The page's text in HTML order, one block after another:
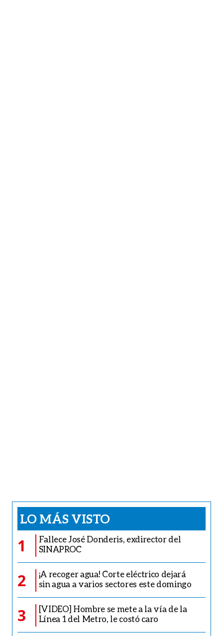
LO MÁS VISTO
1
Fallece José Donderis, exdirector del
SINAPROC
2
¡A recoger agua! Corte eléctrico dejará
sin agua a varios sectores este domingo
3
[VIDEO] Hombre se mete a la vía de la
Línea 1 del Metro, le costó caro